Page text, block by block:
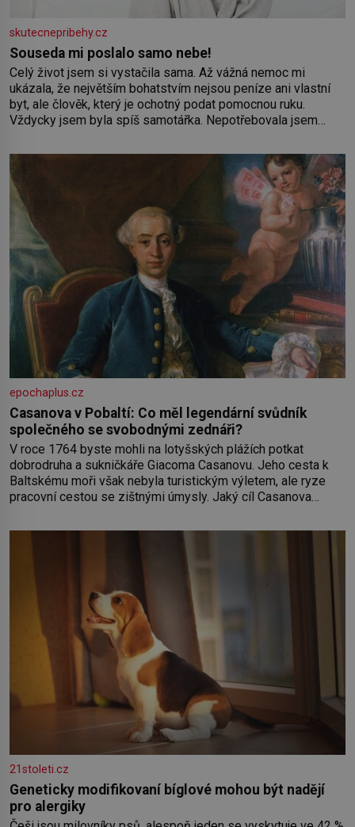
skutecnepribehy.cz
Souseda mi poslalo samo nebe!
Celý život jsem si vystačila sama. Až vážná nemoc mi
ukázala, že největším bohatstvím nejsou peníze ani vlastní
byt, ale člověk, který je ochotný podat pomocnou ruku.
Vždycky jsem byla spíš samotářka. Nepotřebovala jsem
práce a hlavně klid. Hned po studiích jsem odešla z rodného
epochaplus.cz
Casanova v Pobaltí: Co měl legendární svůdník
společného se svobodnými zednáři?
V roce 1764 byste mohli na lotyšských plážích potkat
dobrodruha a sukničkáře Giacoma Casanovu. Jeho cesta k
Baltskému moři však nebyla turistickým výletem, ale ryze
pracovní cestou se zištnými úmysly. Jaký cíl Casanova
Rigy? Casanova v Pobaltí kontaktoval tamní zednářské lóže.
Nebyl v této oblasti žádným nováčkem, protože do
21stoleti.cz
Geneticky modifikovaní bíglové mohou být nadějí
pro alergiky